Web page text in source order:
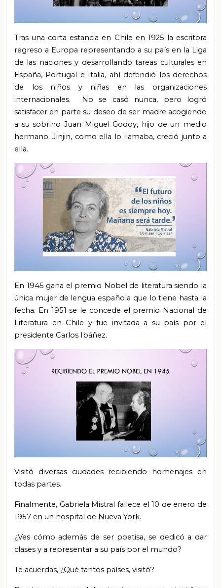
Tras una corta estancia en Chile en 1925 la escritora
regreso a Europa representando a su país en la Liga
de las naciones y desarrollando tareas culturales en
España, Portugal e Italia, ahí defendió los derechos
de los niños y niñas en las organizaciones
internacionales. No se casó nunca, pero logró
satisfacer en parte su deseo de ser madre acogiendo
a su sobrino Juan Miguel Godoy, hijo de un medio
hermano. Jinjin, como ella lo llamaba, creció junto a
ella.
En 1945 gana el premio Nobel de literatura siendo la
única mujer de lengua española que lo tiene hasta la
fecha. En 1951 se le concede el premio Nacional de
Literatura en Chile y fue invitada a su país por el
presidente Carlos Ibáñez.
Visitó diversas ciudades recibiendo homenajes en
todas partes.
Finalmente, Gabriela Mistral fallece el 10 de enero de
1957 en un hospital de Nueva York.
¿Ves cómo además de ser poetisa, se dedicó a dar
clases y a representar a su país por el mundo?
Te acuerdas, ¿Qué tantos países, visitó?